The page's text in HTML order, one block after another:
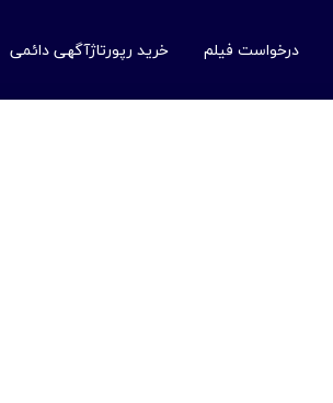
درخواست فیلم خرید رپورتاژآگهی دائمی